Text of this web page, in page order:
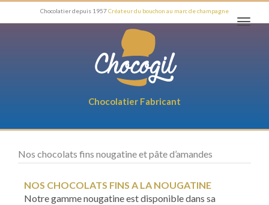
Chocolatier depuis 1957Créateur du bouchon au marc de champagne
Chocolatier Fabricant
Nos chocolats fins nougatine et pâte d’amandes
NOS CHOCOLATS FINS A LA NOUGATINE
Notre gamme nougatine est disponible dans sa